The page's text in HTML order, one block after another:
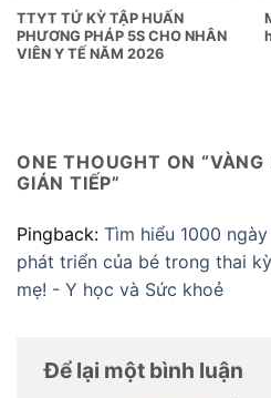
TTYT TỨ KỲ TẬP HUẤN
PHƯƠNG PHÁP 5S CHO NHÂN
VIÊN Y TẾ NĂM 2026
ONE THOUGHT ON “VÀNG
GIÁN TIẾP”
Pingback: Tìm hiểu 1000
phát triển của bé trong thai
mẹ! - Y học và Sức khoẻ
Để lại một bình luận